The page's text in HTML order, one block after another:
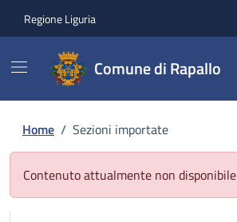
Regione Liguria
Comune di Rapallo
Home / Sezioni importate
Contenuto attualmente non disponibile